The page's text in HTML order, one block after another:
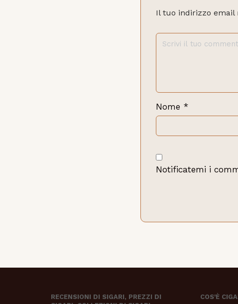
Il tuo indirizzo email
Nome *
Notificatemi i
RECENSIONI DI SIGARI, PREZZI DI
COS'È